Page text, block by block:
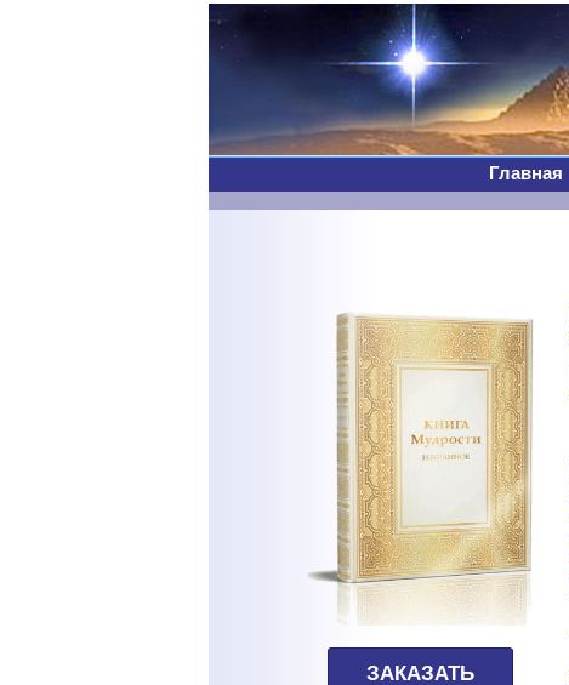
Главная
ЗАКАЗАТЬ